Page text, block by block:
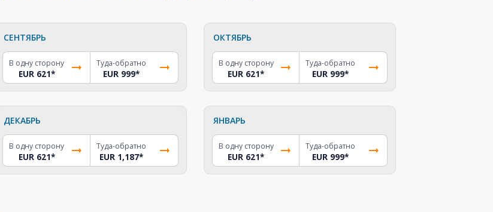
СЕНТЯБРЬ
В одну сторону
EUR 621*
Туда-обратно
EUR 999*
ОКТЯБРЬ
В одну сторону
EUR 621*
Туда-обратно
EUR 999*
ДЕКАБРЬ
В одну сторону
EUR 621*
Туда-обратно
EUR 1,187*
ЯНВАРЬ
В одну сторону
EUR 621*
Туда-обратно
EUR 999*